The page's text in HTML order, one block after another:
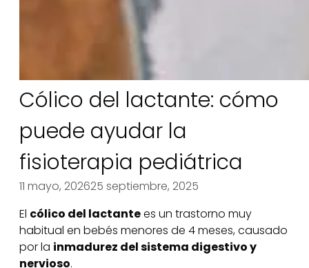
Cólico del lactante: cómo
puede ayudar la
fisioterapia pediátrica
11 mayo, 202625 septiembre, 2025
El cólico del lactantees un trastorno muy
habitual en bebés menores de 4 meses, causado
por la inmadurez del sistema digestivo y
nervioso.